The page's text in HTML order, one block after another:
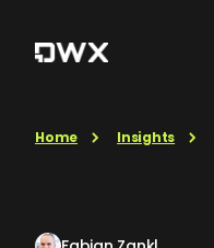
Home Insights